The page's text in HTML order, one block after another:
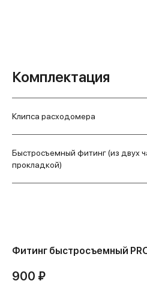
Комплектация
Клипса расходомера
Быстросъемный фитинг (из двух
прокладкой)
Фитинг быстросъемный
900 ₽